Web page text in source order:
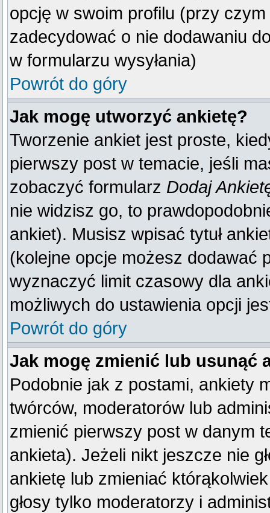
opcję w swoim profilu (przy
zadecydować o nie dodawaniu
w formularzu wysyłania)
Powrót do góry
Jak mogę utworzyć ankietę?
Tworzenie ankiet jest proste,
pierwszy post w temacie, jeśli
zobaczyć formularz Dodaj
nie widzisz go, to
ankiet). Musisz wpisać tytuł
(kolejne opcje możesz dodawać
wyznaczyć limit czasowy dla
możliwych do ustawienia opcji
Powrót do góry
Jak mogę zmienić lub usunąć
Podobnie jak z postami, ankiety
twórców, moderatorów lub
zmienić pierwszy post w danym
ankieta). Jeżeli nikt jeszcze nie
ankietę lub zmieniać
głosy tylko moderatorzy i